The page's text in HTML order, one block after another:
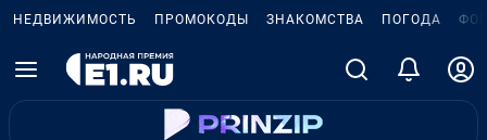
НЕДВИЖИМОСТЬ ПРОМОКОДЫ ЗНАКОМСТВА ПОГОДА